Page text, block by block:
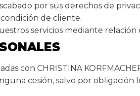
por sus derechos de
de cliente.
servicios mediante
con CHRISTINA
cesión, salvo por obligación